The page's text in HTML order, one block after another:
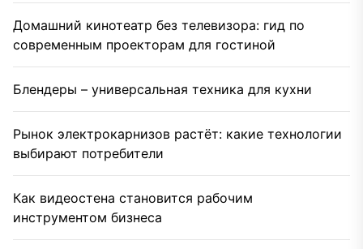
Домашний кинотеатр без телевизора: гид по
современным проекторам для гостиной
Блендеры – универсальная техника для кухни
Рынок электрокарнизов растёт: какие технологии
выбирают потребители
Как видеостена становится рабочим
инструментом бизнеса